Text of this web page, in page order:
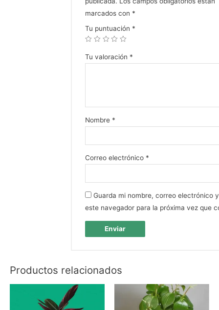
marcados con *
Tu puntuación *
Tu valoración *
Nombre *
Correo electrónico *
Guarda mi nombre, correo electrónico
este navegador para la próxima vez que
Productos relacionados